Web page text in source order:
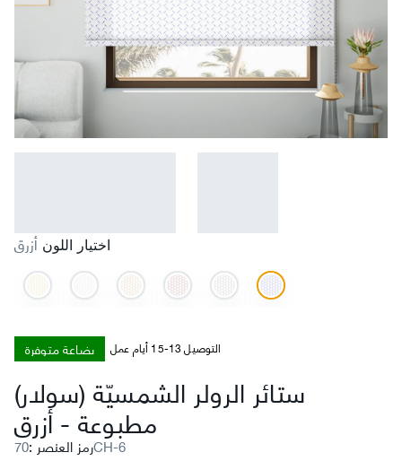
اختيار اللون أزرق
بضاعة متوفرة التوصيل 13-15 أيام عمل
ستائر الرولر الشمسيّة (سولار)
مطبوعة-
رمز العنصر: 70CH-6